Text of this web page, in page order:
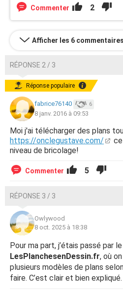
Commenter 2
Afficher les 6 commentaires
RÉPONSE 2 / 3
Réponse populaire
fabrice76140 6
8 janv. 2016 à 09:53
Moi j'ai télécharger des plans
https://onclegustave.com/
niveau de bricolage!
Commenter 5
RÉPONSE 3 / 3
Owlywood
8 oct. 2025 à 18:38
Pour ma part, j’étais passé par
LesPlanchesenDessin.fr, où
plusieurs modèles de plans
faire. C’est clair et bien expliqué.